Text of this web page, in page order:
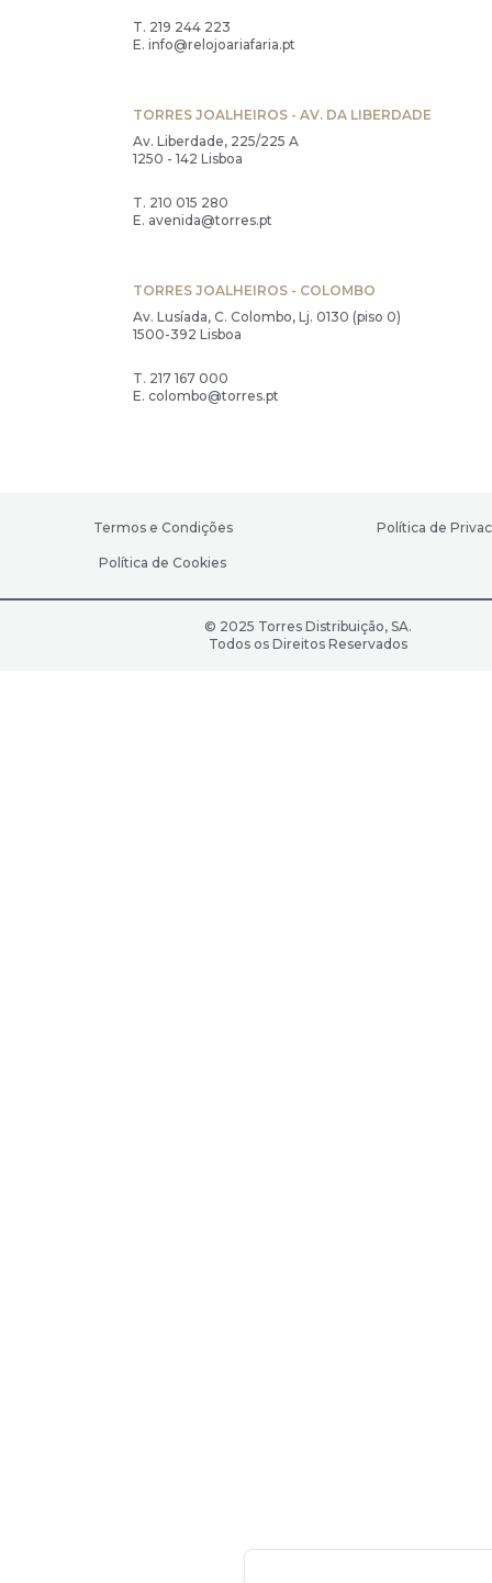
T. 219 244 223
E. info@relojoariafaria.pt
TORRES JOALHEIROS - AV. DA LIBERDADE
Av. Liberdade, 225/225 A
1250 - 142 Lisboa
T. 210 015 280
E. avenida@torres.pt
TORRES JOALHEIROS - COLOMBO
Av. Lusíada, C. Colombo, Lj. 0130 (piso 0)
1500-392 Lisboa
T. 217 167 000
E. colombo@torres.pt
Termos e Condições Política de
Política de Cookies
© 2025 Torres Distribuição, SA.
Todos os Direitos Reservados